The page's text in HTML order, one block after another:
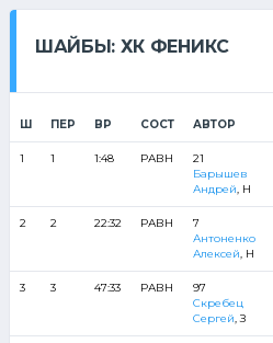
ШАЙБЫ: ХК ФЕНИКС
Ш ПЕР ВР СОСТ АВТОР
1 1 1:48 РАВН
21
Барышев
Андрей, Н
2 2 22:32 РАВН
7
Антоненко
Алексей, Н
3 3 47:33 РАВН
97
Скребец
Сергей, З